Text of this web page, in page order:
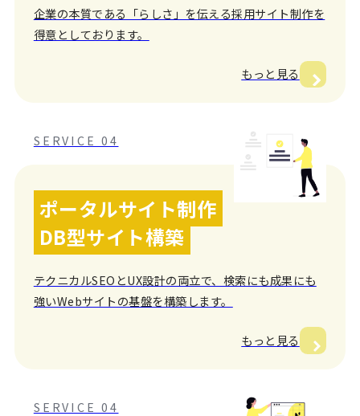
企業の本質である「らしさ」を伝える採用サイト制作を
得意としております。
もっと見る
SERVICE 04
ポータルサイト制作
DB型サイト構築
テクニカルSEOとUX設計の両立で、検索にも成果にも
強いWebサイトの基盤を構築します。
もっと見る
SERVICE 04